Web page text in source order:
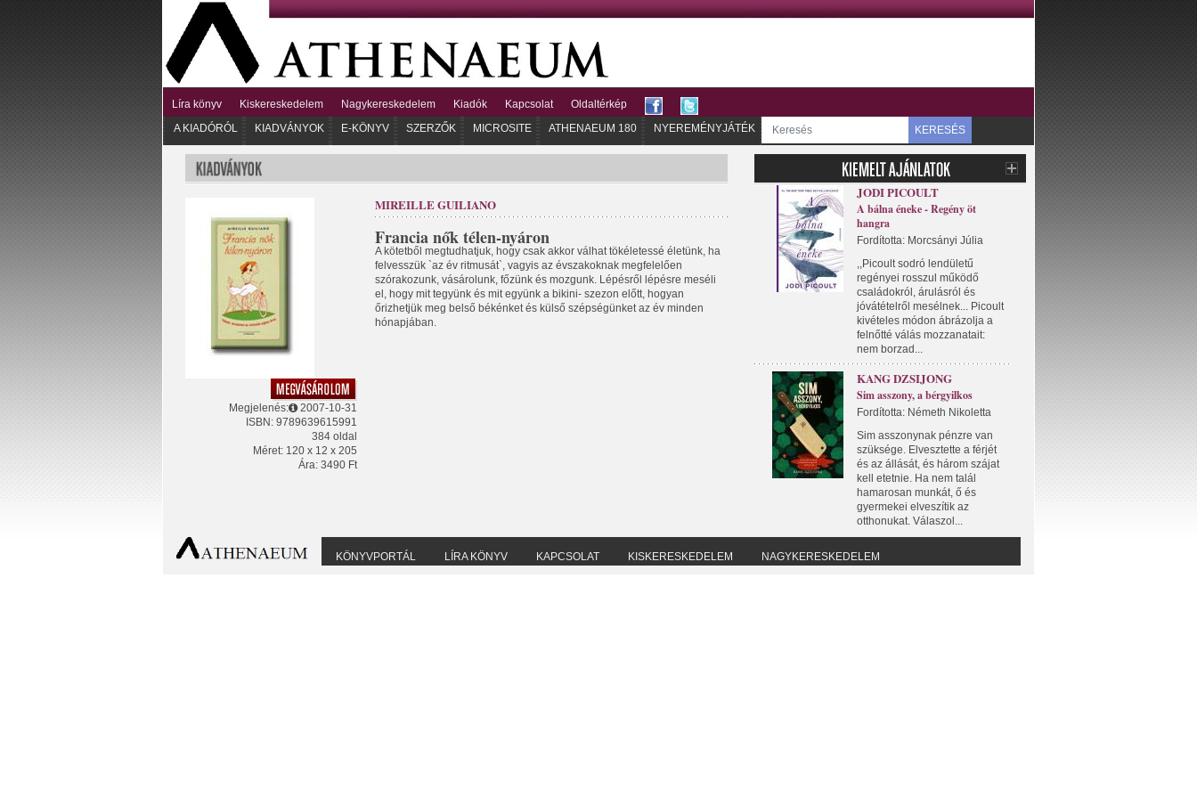
Líra könyv Kiskereskedelem Nagykereskedelem Kiadók Kapcsolat
Oldaltérkép
A KIADÓRÓL
KIADVÁNYOK E-KÖNYV SZERZŐK MICROSITE ATHENAEUM 180 NYEREMÉNYJÁTÉK KERESÉS
Megjelenés:
2007-10-31
ISBN: 9789639615991
384 oldal
Méret: 120 x 12 x 205
Ára: 3490 Ft
MIREILLE GUILIANO
Francia nők télen-nyáron
A kötetből megtudhatjuk, hogy csak akkor válhat tökéletessé életünk, ha
felvesszük `az év ritmusát`, vagyis az évszakoknak megfelelően
szórakozunk, vásárolunk, főzünk és mozgunk. Lépésről lépésre meséli
el, hogy mit tegyünk és mit együnk a bikini- szezon előtt, hogyan
őrizhetjük meg belső békénket és külső szépségünket az év minden
hónapjában.
JODI PICOULT
A bálna éneke - Regény öt
hangra
Fordította: Morcsányi Júlia
,,Picoult sodró lendületű
regényei rosszul működő
családokról, árulásról és
jóvátételről mesélnek... Picoult
kivételes módon ábrázolja a
felnőtté válás mozzanatait:
nem borzad...
KANG DZSIJONG
Sim asszony, a bérgyilkos
Fordította: Németh Nikoletta
Sim asszonynak pénzre van
szüksége. Elvesztette a férjét
és az állását, és három szájat
kell etetnie. Ha nem talál
hamarosan munkát, ő és
gyermekei elveszítik az
otthonukat. Válaszol...
KÖNYVPORTÁL LÍRA KÖNYV KAPCSOLAT KISKERESKEDELEM NAGYKERESKEDELEM